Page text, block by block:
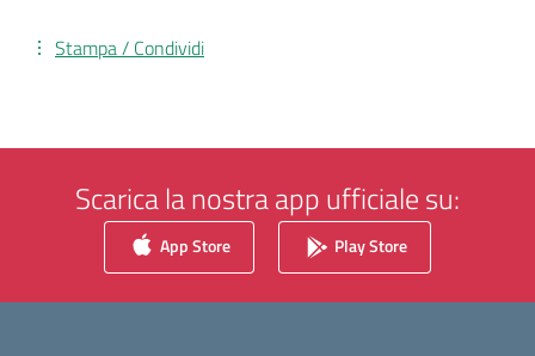
Stampa / Condividi
Scarica la nostra app ufficiale su:
App Store Play Store